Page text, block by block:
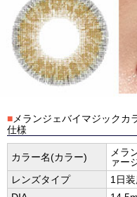
■メランジェバイマジックカ
仕様
カラー名(カラー)
メラ
ァー
レンズタイプ
1日